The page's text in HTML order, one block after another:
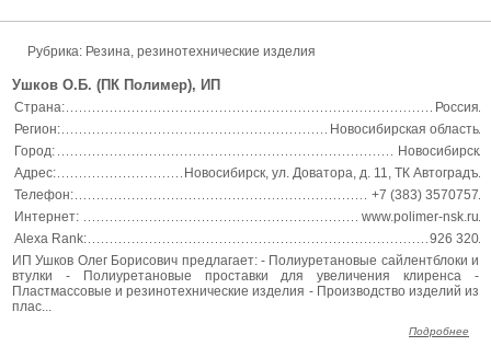
Рубрика: Резина, резинотехнические изделия
Ушков О.Б. (ПК Полимер), ИП
Страна:
Россия
Регион:
Новосибирская область
Город:
Новосибирск
Адрес:
Новосибирск, ул. Доватора, д. 11, ТК Автоградъ
Телефон:
+7 (383) 3570757
Интернет:
www.polimer-nsk.ru
Alexa Rank:
926 320
ИП Ушков Олег Борисович предлагает: - Полиуретановые сайлентблоки и
втулки - Полиуретановые проставки для увеличения клиренса -
Пластмассовые и резинотехнические изделия - Производство изделий из
плас...
Подробнее